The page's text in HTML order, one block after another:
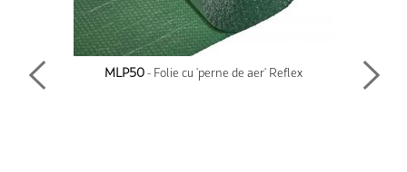
MLP50- Folie cu 'perne de aer' Reflex